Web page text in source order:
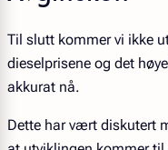
Til slutt kommer vi ikke
dieselprisene og det
akkurat nå.
Dette har vært diskutert